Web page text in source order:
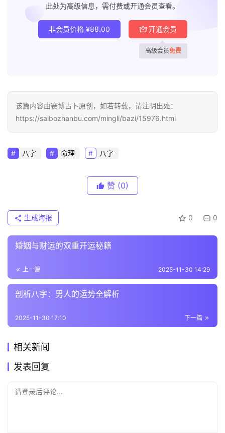
此处为高级信息，需付费或开通会员查看。
非会员价格 ¥88.00 开通会员
高级会员免费
该篇内容由赛博占卜原创，如若转载，请注明出处：
https://saibozhanbu.com/mingli/bazi/15976.html
八字 命理 八字
赞 (0)
0 0
生成海报
婚姻与财运的双重开运秘籍
上一篇 2025-11-30 14:29
剖析八字：男人的运势全解析
下一篇
2025-11-30 17:10
相关新闻
发表回复
请登录后评论...